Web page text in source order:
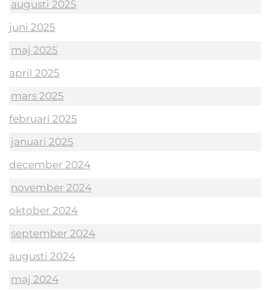
augusti 2025
juni 2025
maj 2025
april 2025
mars 2025
februari 2025
januari 2025
december 2024
november 2024
oktober 2024
september 2024
augusti 2024
maj 2024